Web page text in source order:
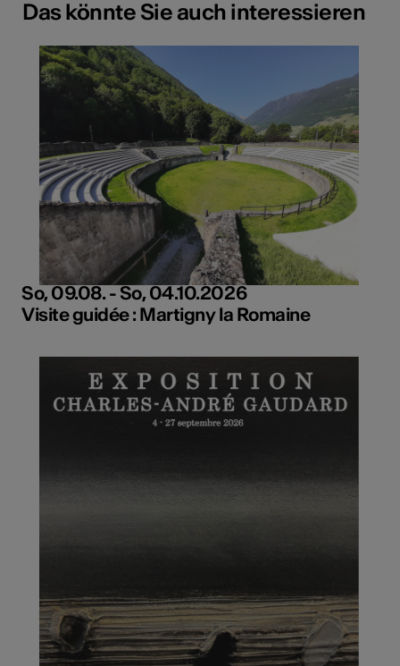
Das könnte Sie auch interessieren
So, 09.08. - So, 04.10.2026
Visite guidée : Martigny la Romaine